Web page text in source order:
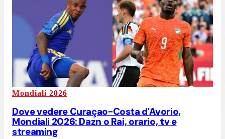
Mondiali 2026
Dove vedere Curaçao-Costa d'Avorio,
Mondiali 2026: Dazn o Rai, orario, tv e
streaming